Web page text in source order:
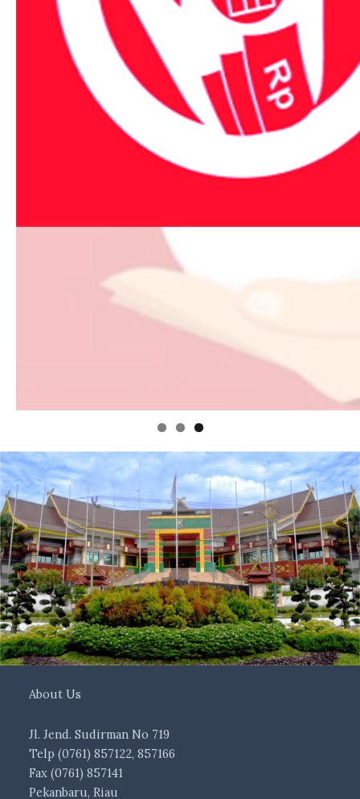
About Us
Jl. Jend. Sudirman No 719
Telp (0761) 857122, 857166
Fax (0761) 857141
Pekanbaru, Riau